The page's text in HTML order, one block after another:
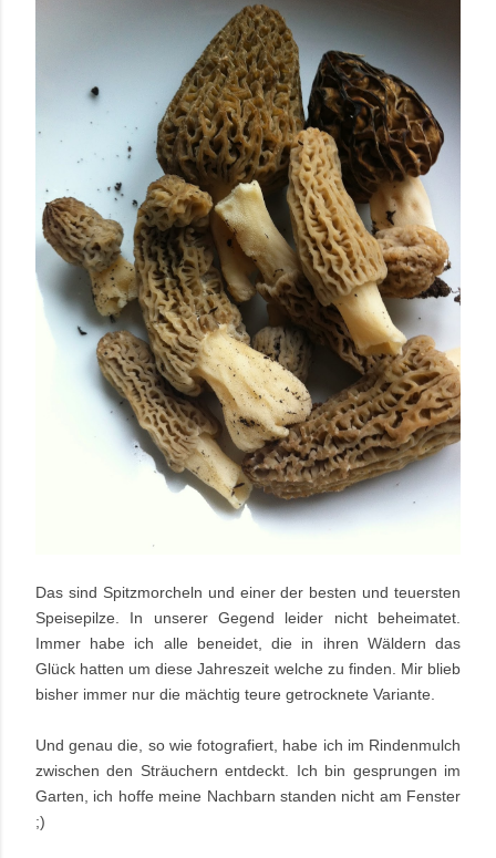
Das sind Spitzmorcheln und einer der besten und teuersten
Speisepilze. In unserer Gegend leider nicht beheimatet.
Immer habe ich alle beneidet, die in ihren Wäldern das
Glück hatten um diese Jahreszeit welche zu finden. Mir blieb
bisher immer nur die mächtig teure getrocknete Variante.
Und genau die, so wie fotografiert, habe ich im Rindenmulch
zwischen den Sträuchern entdeckt. Ich bin gesprungen im
Garten, ich hoffe meine Nachbarn standen nicht am Fenster
;)